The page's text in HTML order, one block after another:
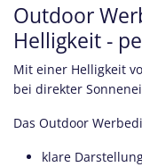
Outdoor
Helligkeit -
Mit einer Helligkeit
bei direkter
Das Outdoor
klare